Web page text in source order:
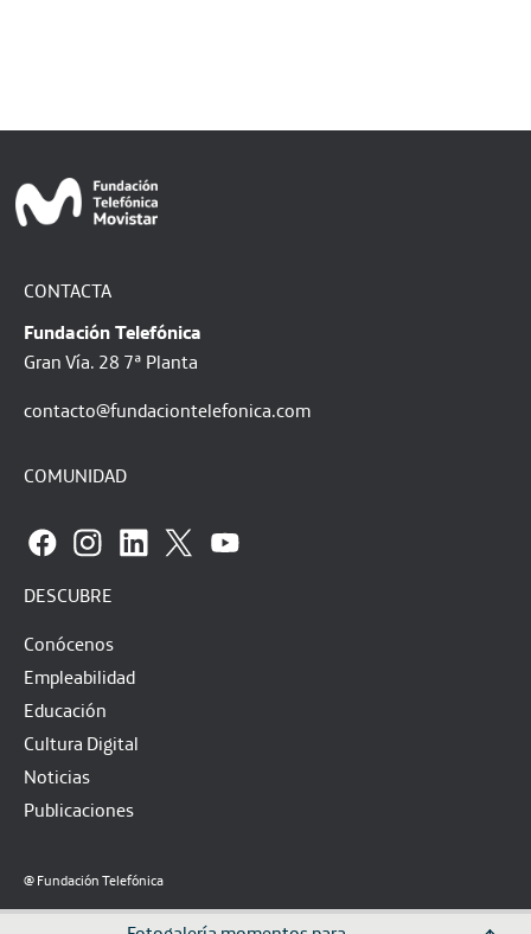
CONTACTA
Fundación Telefónica
Gran Vía. 28 7ª Planta
contacto@fundaciontelefonica.com
COMUNIDAD
DESCUBRE
Conócenos
Empleabilidad
Educación
Cultura Digital
Noticias
Publicaciones
@ Fundación Telefónica
Aviso legal Política de privacidad Política de cookies